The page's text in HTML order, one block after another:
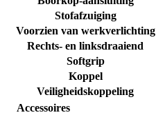
Stofafzuiging
Voorzien van werkverlichting
Rechts- en linksdraaiend
Softgrip
Koppel
Veiligheidskoppeling
Accessoires